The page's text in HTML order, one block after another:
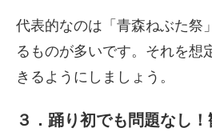
代表的なのは「青森ねぶた祭
るものが多いです。それを想
きるようにしましょう。
３．踊り初でも問題なし